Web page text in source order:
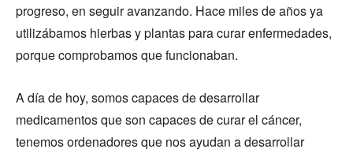
progreso, en seguir avanzando. Hace miles de años ya
utilizábamos hierbas y plantas para curar enfermedades,
porque comprobamos que funcionaban.
A día de hoy, somos capaces de desarrollar
medicamentos que son capaces de curar el cáncer,
tenemos ordenadores que nos ayudan a desarrollar